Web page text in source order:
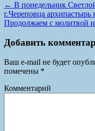
← В понедельник
г.Череповца архипастырь
Продолжаем с молитвой и
Добавить
Ваш e-mail не будет
помечены *
Комментарий